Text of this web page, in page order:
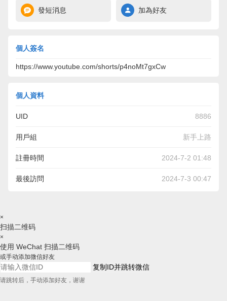
發短消息 加為好友
個人簽名
https://www.youtube.com/shorts/p4noMt7gxCw
個人資料
UID 8886
用戶組 新手上路
註冊時間 2024-7-2 01:48
最後訪問 2024-7-3 00:47
×
扫描二维码
×
使用 WeChat 扫描二维码
或手动添加微信好友
复制ID并跳转微信
请跳转后，手动添加好友，谢谢